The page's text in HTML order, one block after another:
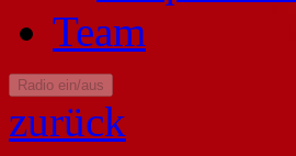
Team
Radio ein/aus
zurück